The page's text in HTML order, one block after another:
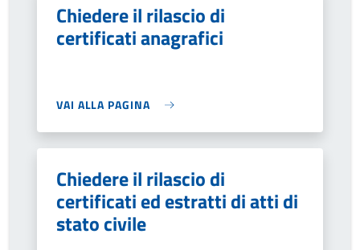
Chiedere il rilascio di
certificati anagrafici
VAI ALLA PAGINA
Chiedere il rilascio di
certificati ed estratti di atti di
stato civile